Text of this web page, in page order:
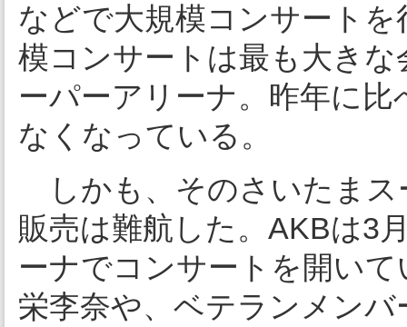
などで大規模コンサート
模コンサートは最も大き
ーパーアリーナ。昨年に
なくなっている。
しかも、そのさいたまス
販売は難航した。AKBは3
ーナでコンサートを開い
栄李奈や、ベテランメン